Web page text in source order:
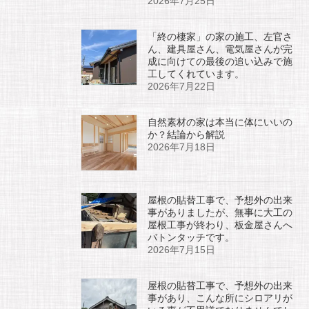
「終の棲家」の家の施工、左官さ
ん、建具屋さん、電気屋さんが完
成に向けての最後の追い込みで施
工してくれています。
2026年7月22日
自然素材の家は本当に体にいいの
か？結論から解説
2026年7月18日
屋根の貼替工事で、予想外の出来
事がありましたが、無事に大工の
屋根工事が終わり、板金屋さんへ
バトンタッチです。
2026年7月15日
屋根の貼替工事で、予想外の出来
事があり、こんな所にシロアリが